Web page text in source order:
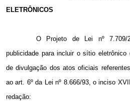
ELETRÔNICOS
O Projeto de Lei nº 7.709/
publicidade para incluir o sítio
de divulgação dos atos oficiais
ao art. 6º da Lei nº 8.666/93, o inciso
redação: